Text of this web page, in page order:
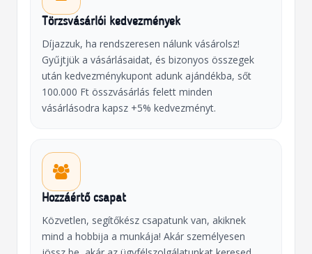
Törzsvásárlói kedvezmények
Díjazzuk, ha rendszeresen nálunk vásárolsz!
Gyűjtjük a vásárlásaidat, és bizonyos összegek
után kedvezménykupont adunk ajándékba, sőt
100.000 Ft összvásárlás felett minden
vásárlásodra kapsz +5% kedvezményt.
Hozzáértő csapat
Közvetlen, segítőkész csapatunk van, akiknek
mind a hobbija a munkája! Akár személyesen